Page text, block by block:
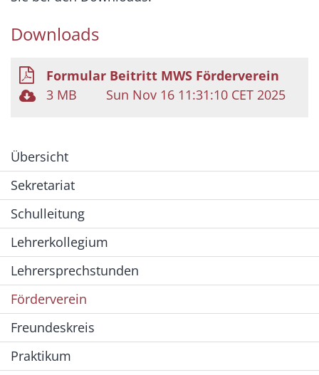
Downloads
Formular Beitritt MWS Förderverein
3 MB
Sun Nov 16 11:31:10 CET 2025
Übersicht
Sekretariat
Schulleitung
Lehrerkollegium
Lehrersprechstunden
Förderverein
Freundeskreis
Praktikum